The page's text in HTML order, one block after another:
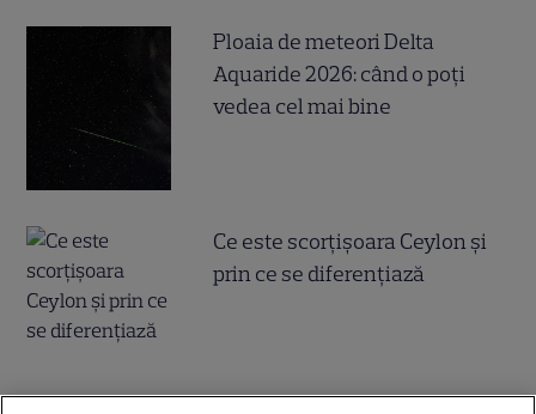
Ploaia de meteori Delta
Aquaride 2026: când o poți
vedea cel mai bine
Ce este scorțișoara Ceylon și
prin ce se diferențiază